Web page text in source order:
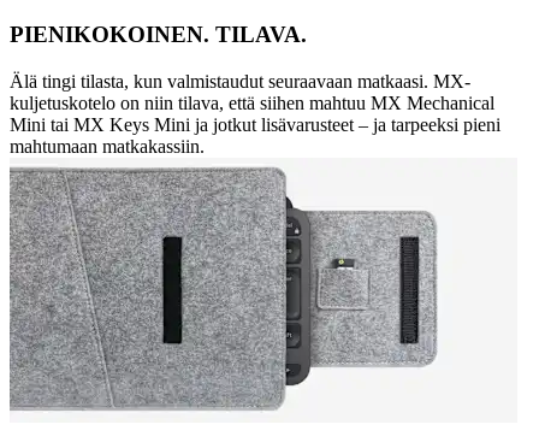
PIENIKOKOINEN. TILAVA.
Älä tingi tilasta, kun valmistaudut seuraavaan matkaasi. MX-
kuljetuskotelo on niin tilava, että siihen mahtuu MX Mechanical
Mini tai MX Keys Mini ja jotkut lisävarusteet – ja tarpeeksi pieni
mahtumaan matkakassiin.